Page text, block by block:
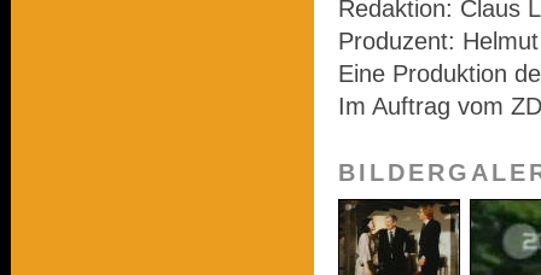
Redaktion: Claus
Produzent:
Eine Produktion
Im Auftrag vom